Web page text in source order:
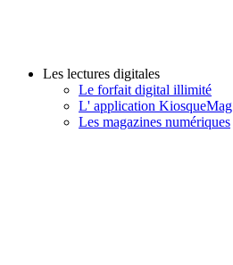
Les lectures digitales
Le forfait digital illimité
L' application KiosqueMag
Les magazines numériques